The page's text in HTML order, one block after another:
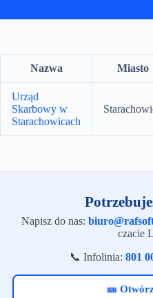
Nazwa Miasto
Urząd
Skarbowy w
Starachowicach
Napisz do nas:
czacie
📞 Infolinia: 801
🎫